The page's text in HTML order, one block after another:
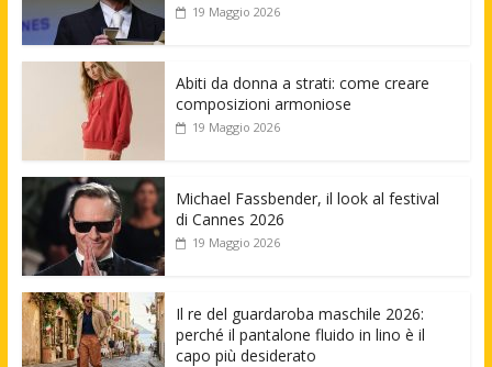
19 Maggio 2026
Abiti da donna a strati: come creare
composizioni armoniose
19 Maggio 2026
Michael Fassbender, il look al festival
di Cannes 2026
19 Maggio 2026
Il re del guardaroba maschile 2026:
perché il pantalone fluido in lino è il
capo più desiderato